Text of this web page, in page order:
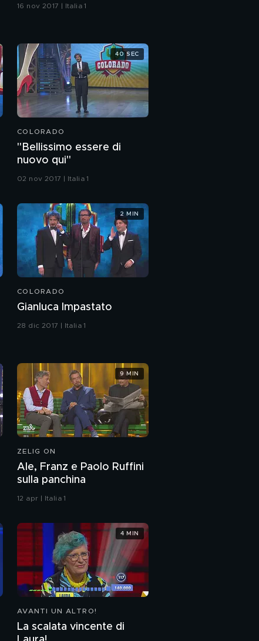
16 nov 2017 | Italia 1
COLORADO
"Bellissimo essere di
nuovo qui"
02 nov 2017 | Italia 1
40 SEC
COLORADO
Gianluca Impastato
28 dic 2017 | Italia 1
2 MIN
ZELIG ON
Ale, Franz e Paolo Ruffini
sulla panchina
12 apr | Italia 1
9 MIN
AVANTI UN ALTRO!
La scalata vincente di
4 MIN